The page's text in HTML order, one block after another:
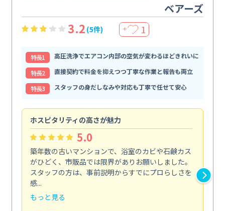
ベアーズ
3.2 (5件) ＋ 1
特⻑1
高圧洗浄でエアコン内部の空気が変わるほどきれいに
特⻑2
直接契約で料金を抑えつつ丁寧な作業と報告も両立
特⻑3
スタッフの身だしなみや対応も丁寧で任せて安心
ホスピタリティの高さが魅力
5.0
築年数の古いマンションで、浴室のカビや石鹸カス
がひどく、市販品では限界がありお願いしました。
スタッフの方は、事前説明からすでにプロらしさを
感...
もっと見る